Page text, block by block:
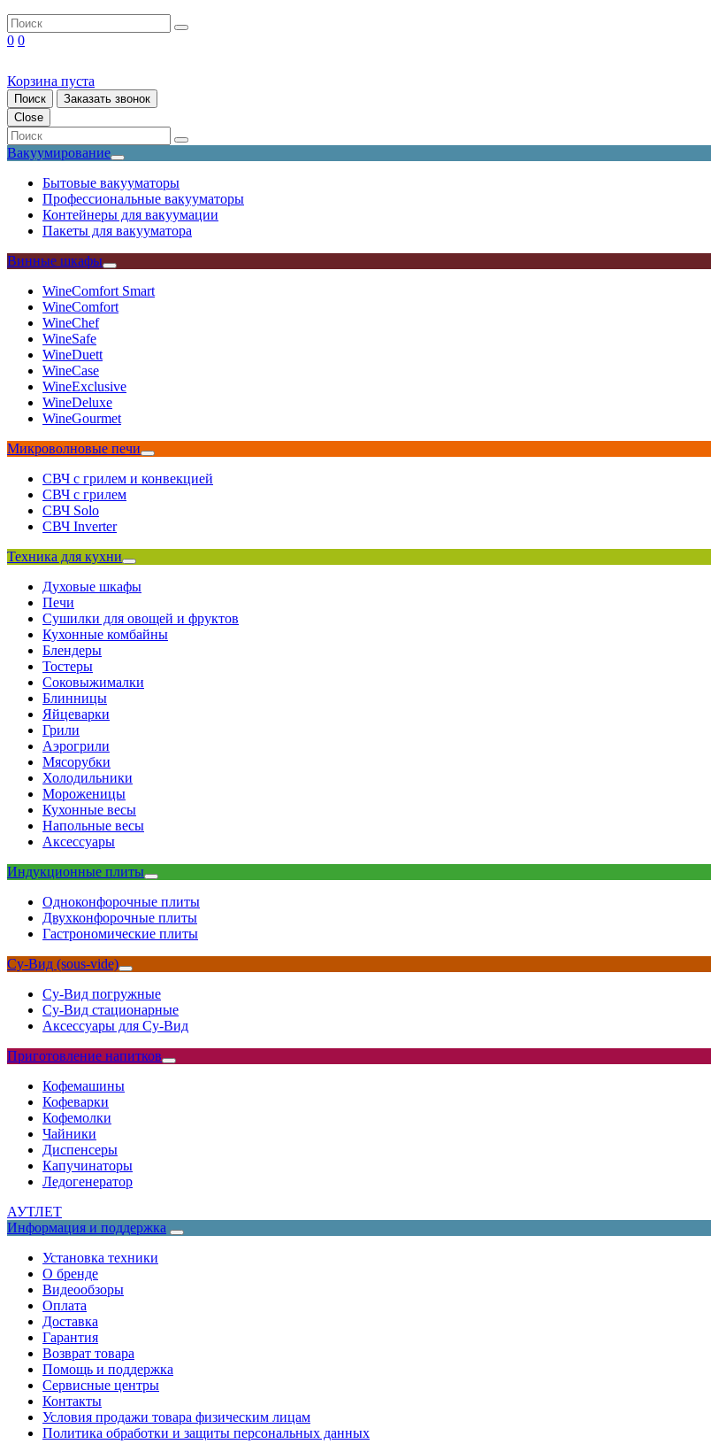
0 0
Корзина пуста
Поиск
Заказать звонок
Close
Вакуумирование
Бытовые вакууматоры
Профессиональные вакууматоры
Контейнеры для вакуумации
Пакеты для вакууматора
Винные шкафы
WineComfort Smart
WineComfort
WineChef
WineSafe
WineDuett
WineCase
WineExclusive
WineDeluxe
WineGourmet
Микроволновые печи
СВЧ с грилем и конвекцией
СВЧ с грилем
СВЧ Solo
СВЧ Inverter
Техника для кухни
Духовые шкафы
Печи
Сушилки для овощей и фруктов
Кухонные комбайны
Блендеры
Тостеры
Соковыжималки
Блинницы
Яйцеварки
Грили
Аэрогрили
Мясорубки
Холодильники
Мороженицы
Кухонные весы
Напольные весы
Аксессуары
Индукционные плиты
Одноконфорочные плиты
Двухконфорочные плиты
Гастрономические плиты
Су-Вид (sous-vide)
Су-Вид погружные
Су-Вид стационарные
Аксессуары для Су-Вид
Приготовление напитков
Кофемашины
Кофеварки
Кофемолки
Чайники
Диспенсеры
Капучинаторы
Ледогенератор
АУТЛЕТ
Информация и поддержка
Установка техники
О бренде
Видеообзоры
Оплата
Доставка
Гарантия
Возврат товара
Помощь и поддержка
Сервисные центры
Контакты
Условия продажи товара физическим лицам
Политика обработки и защиты персональных данных